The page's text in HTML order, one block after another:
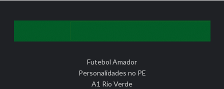
Futebol Amador
Personalidades no PE
A1 Rio Verde